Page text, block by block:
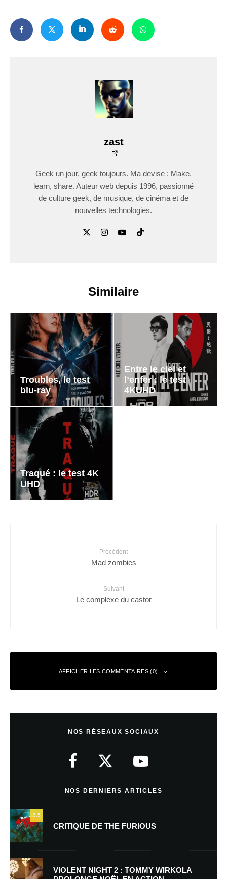
zast
Geek un jour, geek toujours. Ma devise : Make,
learn, share. Auteur web depuis 1996, passionné
de culture geek, de musique, de cinéma et de
nouvelles technologies.
Similaire
Troubles, le test
blu-ray
Entre le ciel et
l’enfer : le test
4KUHD
Traqué : le test 4K
UHD
Précédent
Mad zombies
Suivant
Le complexe du castor
AFFICHER LES COMMENTAIRES (0)
NOS RÉSEAUX SOCIAUX
NOS DERNIERS ARTICLES
9.5
CRITIQUE DE THE FURIOUS
VIOLENT NIGHT 2 : TOMMY WIRKOLA